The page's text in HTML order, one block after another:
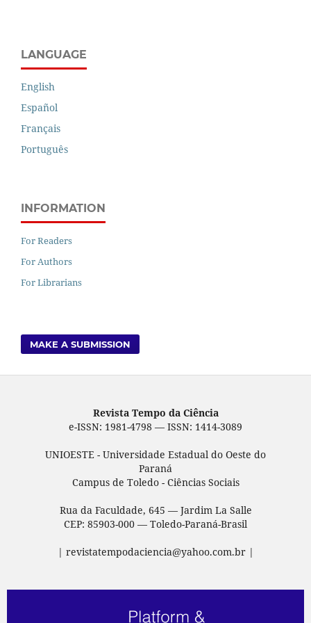
LANGUAGE
English
Español
Français
Português
INFORMATION
For Readers
For Authors
For Librarians
MAKE A SUBMISSION
Revista Tempo da Ciência
e-ISSN: 1981-4798 — ISSN: 1414-3089
UNIOESTE - Universidade Estadual do Oeste do
Paraná
Campus de Toledo - Ciências Sociais
Rua da Faculdade, 645 — Jardim La Salle
CEP: 85903-000 — Toledo-Paraná-Brasil
| revistatempodaciencia@yahoo.com.br |